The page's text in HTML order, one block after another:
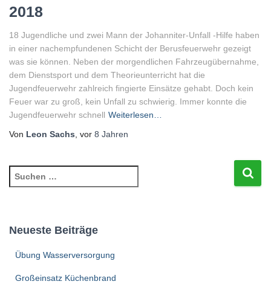
2018
18 Jugendliche und zwei Mann der Johanniter-Unfall -Hilfe haben
in einer nachempfundenen Schicht der Berusfeuerwehr gezeigt
was sie können. Neben der morgendlichen Fahrzeugübernahme,
dem Dienstsport und dem Theorieunterricht hat die
Jugendfeuerwehr zahlreich fingierte Einsätze gehabt. Doch kein
Feuer war zu groß, kein Unfall zu schwierig. Immer konnte die
Jugendfeuerwehr schnell Weiterlesen…
Von Leon Sachs, vor 8 Jahren
u
eNeueste Beiträge
Übung Wasserversorgung
Großeinsatz Küchenbrand